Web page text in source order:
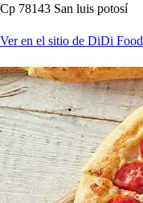
Cp 78143 San luis potosí
Ver en el sitio de DiDi Food